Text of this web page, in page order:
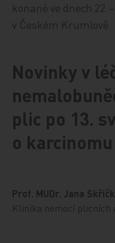
konané ve dnech
v Českém Krumlově
Novinky v
plic po 13.
o
Prof. MUDr. Jana
Klinika nemocí plicních